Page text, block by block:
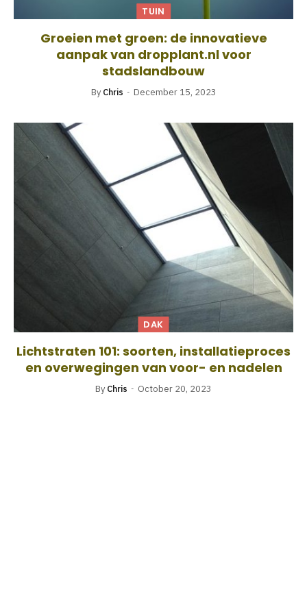
TUIN
Groeien met groen: de innovatieve
aanpak van dropplant.nl voor
stadslandbouw
By Chris December 15, 2023
DAK
Lichtstraten 101: soorten, installatieproces
en overwegingen van voor- en nadelen
By Chris October 20, 2023